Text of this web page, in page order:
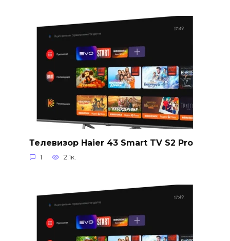
Телевизор Haier 43 Smart TV S2 Pro
1 2.1к.